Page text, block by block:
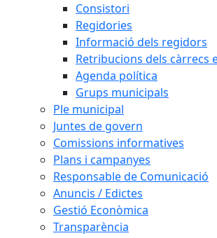
Consistori
Regidories
Informació dels regidors
Retribucions dels càrrecs
Agenda política
Grups municipals
Ple municipal
Juntes de govern
Comissions informatives
Plans i campanyes
Responsable de Comunicació
Anuncis / Edictes
Gestió Econòmica
Transparència